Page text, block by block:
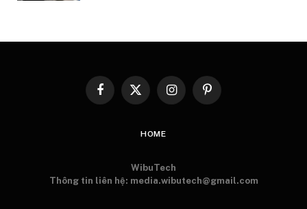
Facebook
X
InstagramPinterest
HOME
WibuTech
Thông tin liên hệ: media.wibutech@gmail.com